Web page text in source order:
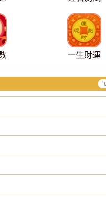
一生財運